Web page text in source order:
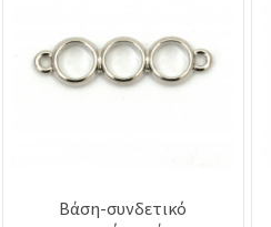
Βάση-συνδετικό